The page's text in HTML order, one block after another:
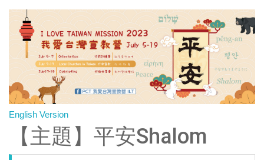
English Version
【主題】平安Shalom